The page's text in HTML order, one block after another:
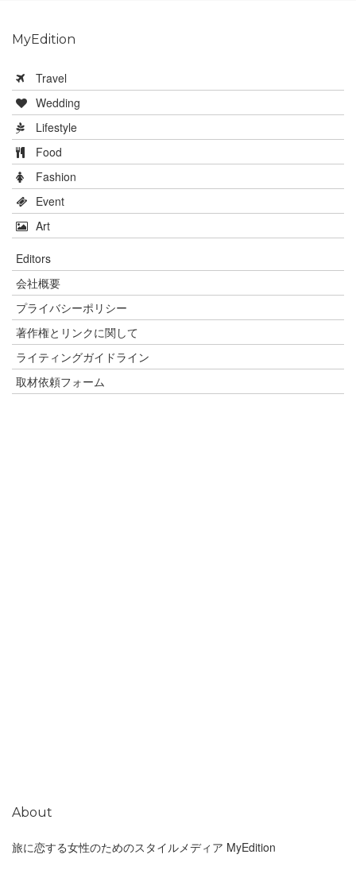
MyEdition
Travel
Wedding
Lifestyle
Food
Fashion
Event
Art
Editors
会社概要
プライバシーポリシー
著作権とリンクに関して
ライティングガイドライン
取材依頼フォーム
About
旅に恋する女性のためのスタイルメディア MyEdition